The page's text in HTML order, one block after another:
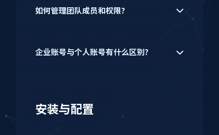
如何管理团队成员和权限?
企业账号与个人账号有什么区别?
安装与配置